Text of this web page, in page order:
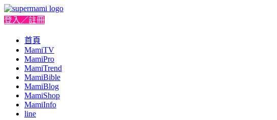
登入／註冊
首頁
MamiTV
MamiPro
MamiTrend
MamiBible
MamiBlog
MamiShop
MamiInfo
line